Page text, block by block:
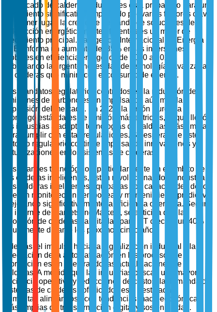
El mercado de calderas industriales está preparado para un
crecimiento significativo, impulsado por varios factores clave.
En primer lugar, la creciente demanda de soluciones de
calefacción energéticamente eficientes es un motor de
crecimiento principal. La Agencia Internacional de Energía
(AIE) informa un aumento del 35% en las inversiones
globales en eficiencia energética de 2020 a 2023,
subrayando la urgente necesidad de tecnologías avanzadas
de calderas que minimicen el consumo de energía.
Los mandatos regulatorios centrados en la reducción de
emisiones de carbono están impulsando aún más la
expansión del mercado. En 2022, la Unión Europea
promulgó estándares de emisión más estrictos, lo que llevó a
las industrias a adoptar tecnologías de calderas más limpias
para cumplir con estas regulaciones. Se espera que este
entorno regulatorio continúe impulsando innovaciones y
actualizaciones en los sistemas de calderas.
Los avances tecnológicos, particularmente en el ámbito de
las calderas inteligentes, están revolucionando la industria.
Las calderas inteligentes equipadas con capacidades de IoT
ofrecen monitoreo en tiempo real y mantenimiento predictivo,
mejorando significativamente la eficiencia operativa. Según
un informe de MarketsandMarkets, se anticipa que la
adopción de calderas habilitadas para IoT crecerá un 40%
anualmente durante los próximos cinco años.
Además, el impulso hacia la digitalización industrial y la
integración de la automatización en los procesos de
fabricación están acelerando las actualizaciones de
calderas. A medida que las industrias buscan una mayor
eficiencia operativa y reducciones de costos, la demanda de
sistemas de calderas sofisticados está destinada a
aumentar, alineándose con tendencias macroeconómicas
más amplias de transformación digital y sostenibilidad.